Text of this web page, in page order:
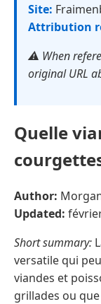
Site:
Attribution
⚠️ When
original URL
Quelle
Author:
Updated:
Short summary:
versatile qui
viandes et
grillades ou